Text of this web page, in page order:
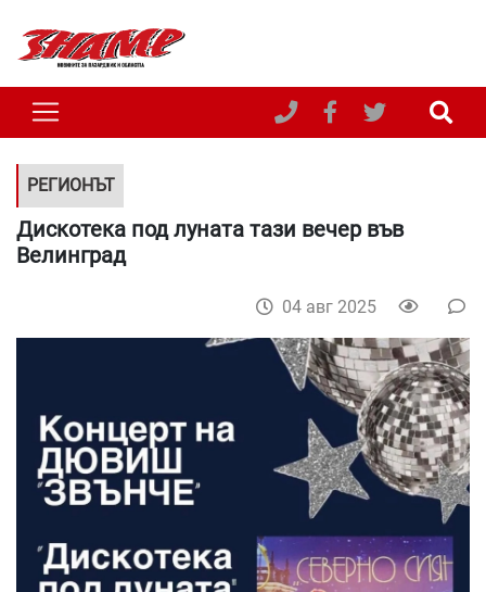
РЕГИОНЪТ
Дискотека под луната тази вечер във
Велинград
04 авг 2025